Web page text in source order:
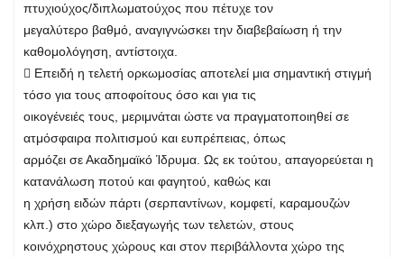
πτυχιούχος/διπλωματούχος που πέτυχε τον
μεγαλύτερο βαθμό, αναγιγνώσκει την διαβεβαίωση ή την
καθομολόγηση, αντίστοιχα.
 Επειδή η τελετή ορκωμοσίας αποτελεί μια σημαντική στιγμή
τόσο για τους αποφοίτους όσο και για τις
οικογένειές τους, μεριμνάται ώστε να πραγματοποιηθεί σε
ατμόσφαιρα πολιτισμού και ευπρέπειας, όπως
αρμόζει σε Ακαδημαϊκό Ίδρυμα. Ως εκ τούτου, απαγορεύεται η
κατανάλωση ποτού και φαγητού, καθώς και
η χρήση ειδών πάρτι (σερπαντίνων, κομφετί, καραμουζών
κλπ.) στο χώρο διεξαγωγής των τελετών, στους
κοινόχρηστους χώρους και στον περιβάλλοντα χώρο της